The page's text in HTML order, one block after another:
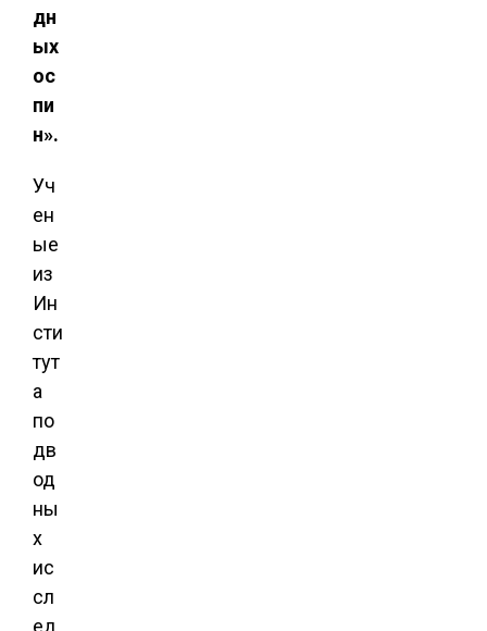
дн
ых
ос
пи
н».
Уч
ен
ые
из
Ин
сти
тут
а
по
дв
од
ны
х
ис
сл
ед